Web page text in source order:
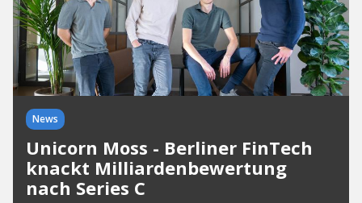
News
Unicorn Moss - Berliner FinTech
knackt Milliardenbewertung
nach Series C